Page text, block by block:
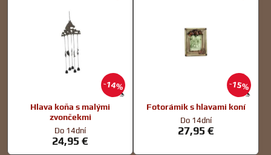
14%
Hlava koňa s malými
zvončekmi
Do 14dní
24,95 €
15%
Fotorámik s hlavami koní
Do 14dní
27,95 €